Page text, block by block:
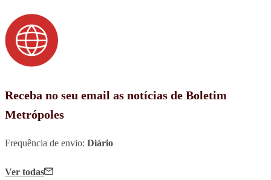
Receba no seu email as notícias de Boletim
Metrópoles
Frequência de envio: Diário
Ver todas